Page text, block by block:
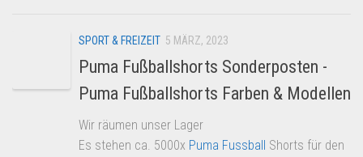
SPORT & FREIZEIT 5 MÄRZ, 2023
Puma Fußballshorts Sonderposten -
Puma Fußballshorts Farben & Modellen
Wir räumen unser Lager
Es stehen ca. 5000x Puma Fussball Shorts für den